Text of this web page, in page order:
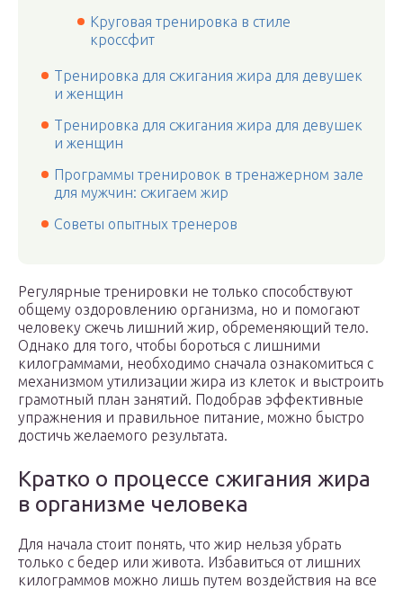
Круговая тренировка в стиле
кроссфит
Тренировка для сжигания жира для девушек
и женщин
Тренировка для сжигания жира для девушек
и женщин
Программы тренировок в тренажерном зале
для мужчин: сжигаем жир
Советы опытных тренеров
Регулярные тренировки не только способствуют
общему оздоровлению организма, но и помогают
человеку сжечь лишний жир, обременяющий тело.
Однако для того, чтобы бороться с лишними
килограммами, необходимо сначала ознакомиться с
механизмом утилизации жира из клеток и выстроить
грамотный план занятий. Подобрав эффективные
упражнения и правильное питание, можно быстро
достичь желаемого результата.
Кратко о процессе сжигания жира
в организме человека
Для начала стоит понять, что жир нельзя убрать
только с бедер или живота. Избавиться от лишних
килограммов можно лишь путем воздействия на все